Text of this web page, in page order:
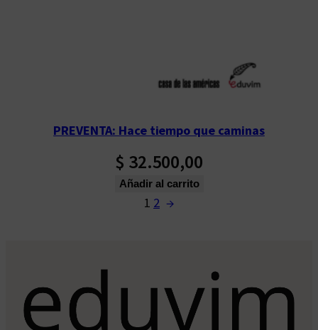
PREVENTA: Hace tiempo que caminas
$ 32.500,00
Añadir al carrito
1 2 →